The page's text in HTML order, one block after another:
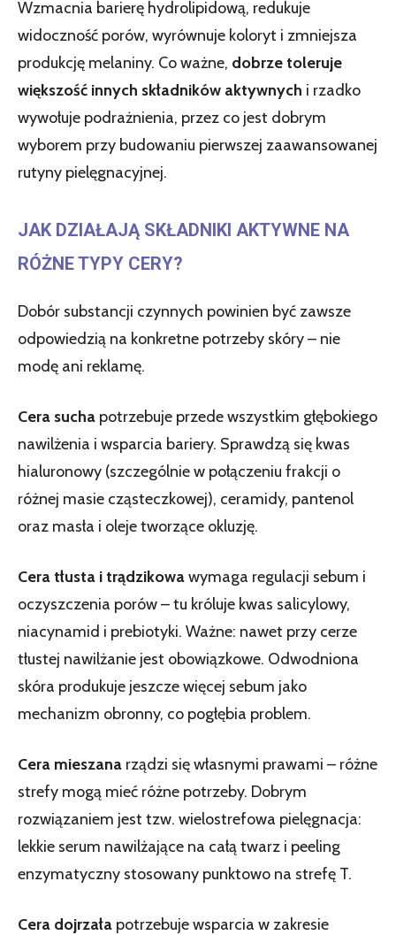
Wzmacnia barierę hydrolipidową, redukuje
widoczność porów, wyrównuje koloryt i zmniejsza
produkcję melaniny. Co ważne, dobrze toleruje
większość innych składników aktywnych i rzadko
wywołuje podrażnienia, przez co jest dobrym
wyborem przy budowaniu pierwszej zaawansowanej
rutyny pielęgnacyjnej.
JAK DZIAŁAJĄ SKŁADNIKI AKTYWNE NA
RÓŻNE TYPY CERY?
Dobór substancji czynnych powinien być zawsze
odpowiedzią na konkretne potrzeby skóry – nie
modę ani reklamę.
Cera sucha potrzebuje przede wszystkim głębokiego
nawilżenia i wsparcia bariery. Sprawdzą się kwas
hialuronowy (szczególnie w połączeniu frakcji o
różnej masie cząsteczkowej), ceramidy, pantenol
oraz masła i oleje tworzące okluzję.
Cera tłusta i trądzikowawymaga regulacji sebum i
oczyszczenia porów – tu króluje kwas salicylowy,
niacynamid i prebiotyki. Ważne: nawet przy cerze
tłustej nawilżanie jest obowiązkowe. Odwodniona
skóra produkuje jeszcze więcej sebum jako
mechanizm obronny, co pogłębia problem.
Cera mieszana rządzi się własnymi prawami – różne
strefy mogą mieć różne potrzeby. Dobrym
rozwiązaniem jest tzw. wielostrefowa pielęgnacja:
lekkie serum nawilżające na całą twarz i peeling
enzymatyczny stosowany punktowo na strefę T.
Cera dojrzała potrzebuje wsparcia w zakresie